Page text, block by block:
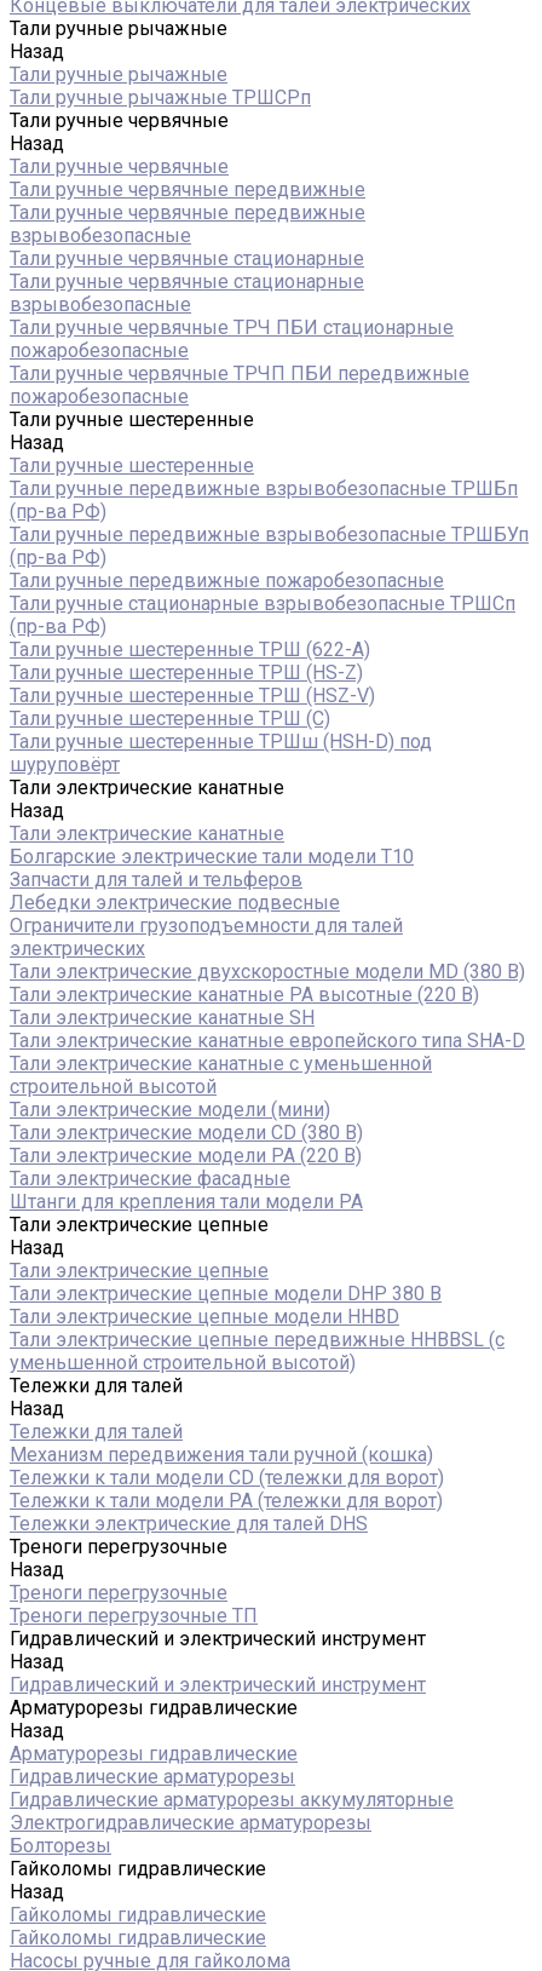
Концевые выключатели для талей электрических
Тали ручные рычажные
Назад
Тали ручные рычажные
Тали ручные рычажные ТРШСРп
Тали ручные червячные
Назад
Тали ручные червячные
Тали ручные червячные передвижные
Тали ручные червячные передвижные
взрывобезопасные
Тали ручные червячные стационарные
Тали ручные червячные стационарные
взрывобезопасные
Тали ручные червячные ТРЧ ПБИ стационарные
пожаробезопасные
Тали ручные червячные ТРЧП ПБИ передвижные
пожаробезопасные
Тали ручные шестеренные
Назад
Тали ручные шестеренные
Тали ручные передвижные взрывобезопасные ТРШБп
(пр-ва РФ)
Тали ручные передвижные взрывобезопасные ТРШБУп
(пр-ва РФ)
Тали ручные передвижные пожаробезопасные
Тали ручные стационарные взрывобезопасные ТРШСп
(пр-ва РФ)
Тали ручные шестеренные ТРШ (622-A)
Тали ручные шестеренные ТРШ (HS-Z)
Тали ручные шестеренные ТРШ (HSZ-V)
Тали ручные шестеренные ТРШ (С)
Тали ручные шестеренные ТРШш (HSH-D) под
шуруповёрт
Тали электрические канатные
Назад
Тали электрические канатные
Болгарские электрические тали модели T10
Запчасти для талей и тельферов
Лебедки электрические подвесные
Ограничители грузоподъемности для талей
электрических
Тали электрические двухскоростные модели MD (380 В)
Тали электрические канатные PA высотные (220 В)
Тали электрические канатные SH
Тали электрические канатные европейского типа SHA-D
Тали электрические канатные с уменьшенной
строительной высотой
Тали электрические модели (мини)
Тали электрические модели CD (380 В)
Тали электрические модели РА (220 В)
Тали электрические фасадные
Штанги для крепления тали модели РА
Тали электрические цепные
Назад
Тали электрические цепные
Тали электрические цепные модели DHP 380 В
Тали электрические цепные модели HHBD
Тали электрические цепные передвижные HHBBSL (с
уменьшенной строительной высотой)
Тележки для талей
Назад
Тележки для талей
Механизм передвижения тали ручной (кошка)
Тележки к тали модели CD (тележки для ворот)
Тележки к тали модели РА (тележки для ворот)
Тележки электрические для талей DHS
Треноги перегрузочные
Назад
Треноги перегрузочные
Треноги перегрузочные ТП
Гидравлический и электрический инструмент
Назад
Гидравлический и электрический инструмент
Арматурорезы гидравлические
Назад
Арматурорезы гидравлические
Гидравлические арматурорезы
Гидравлические арматурорезы аккумуляторные
Электрогидравлические арматурорезы
Болторезы
Гайколомы гидравлические
Назад
Гайколомы гидравлические
Гайколомы гидравлические
Насосы ручные для гайколома